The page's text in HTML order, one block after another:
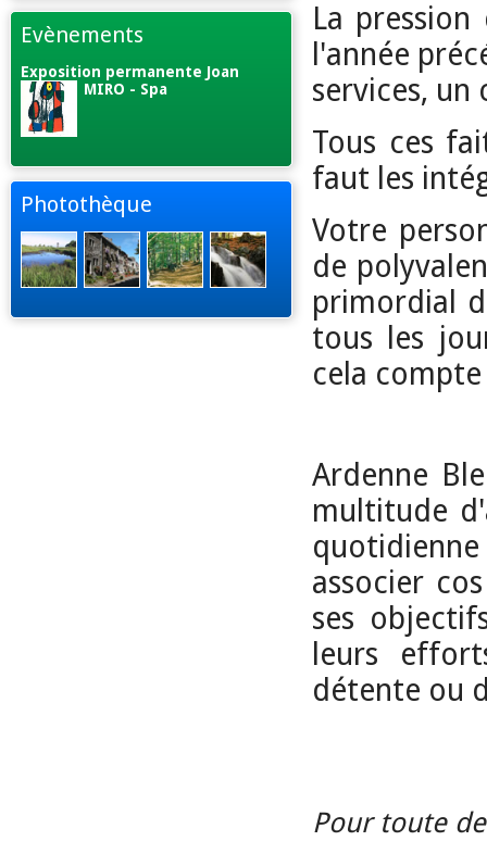
Evènements
Exposition permanente Joan
MIRO - Spa
Photothèque
La
l'année
services,
Tous ces
faut les
Votre
de
primordial
tous les
cela
Ardenne
multitude
associer
ses
leurs
détente ou
Pour toute